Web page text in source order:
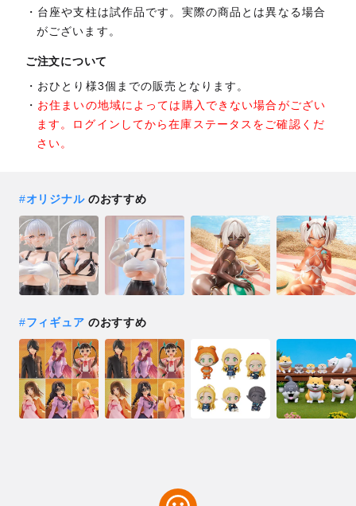
台座や支柱は試作品です。実際の商品とは異なる場合
がございます。
ご注文について
おひとり様3個までの販売となります。
お住まいの地域によっては購入できない場合がござい
ます。ログインしてから在庫ステータスをご確認くだ
さい。
#オリジナルのおすすめ
#フィギュア のおすすめ